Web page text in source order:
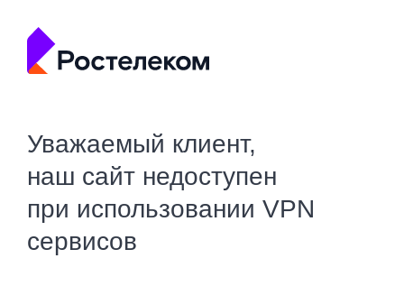
Уважаемый клиент,
наш сайт недоступен
при использовании VPN
сервисов